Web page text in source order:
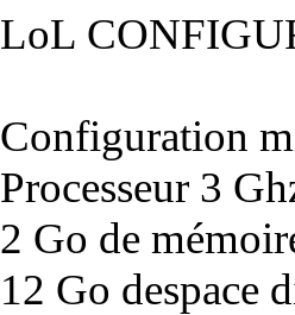
LoL
Configuration
Processeur 3
2 Go de
12 Go despace